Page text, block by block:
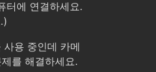
터에 연결하세요.
용 중인데 카메
를 해결하세요.